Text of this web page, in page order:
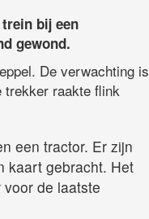
bij een
gewond.
De verwachting is
trekker raakte flink
een tractor. Er zijn
kaart gebracht. Het
de laatste